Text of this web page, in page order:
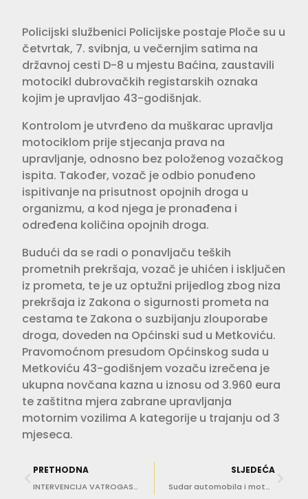
Policijski službenici Policijske postaje Ploče su u
četvrtak, 7. svibnja, u večernjim satima na
državnoj cesti D-8 u mjestu Baćina, zaustavili
motocikl dubrovačkih registarskih oznaka
kojim je upravljao 43-godišnjak.
Kontrolom je utvrđeno da muškarac upravlja
motociklom prije stjecanja prava na
upravljanje, odnosno bez položenog vozačkog
ispita. Također, vozač je odbio ponuđeno
ispitivanje na prisutnost opojnih droga u
organizmu, a kod njega je pronađena i
određena količina opojnih droga.
Budući da se radi o ponavljaču teških
prometnih prekršaja, vozač je uhićen i isključen
iz prometa, te je uz optužni prijedlog zbog niza
prekršaja iz Zakona o sigurnosti prometa na
cestama te Zakona o suzbijanju zlouporabe
droga, doveden na Općinski sud u Metkoviću.
Pravomoćnom presudom Općinskog suda u
Metkoviću 43-godišnjem vozaču izrečena je
ukupna novčana kazna u iznosu od 3.960 eura
te zaštitna mjera zabrane upravljanja
motornim vozilima A kategorije u trajanju od 3
mjeseca.
PRETHODNA
INTERVENCIJA VATROGASACA Planulo u tehničkom tunelu hotela Argentina
SLJEDEĆA
Sudar automobila i motocikla na magistrali